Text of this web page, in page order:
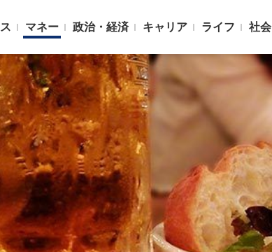
マネー 政治・経済 キャリア ライフ 社会